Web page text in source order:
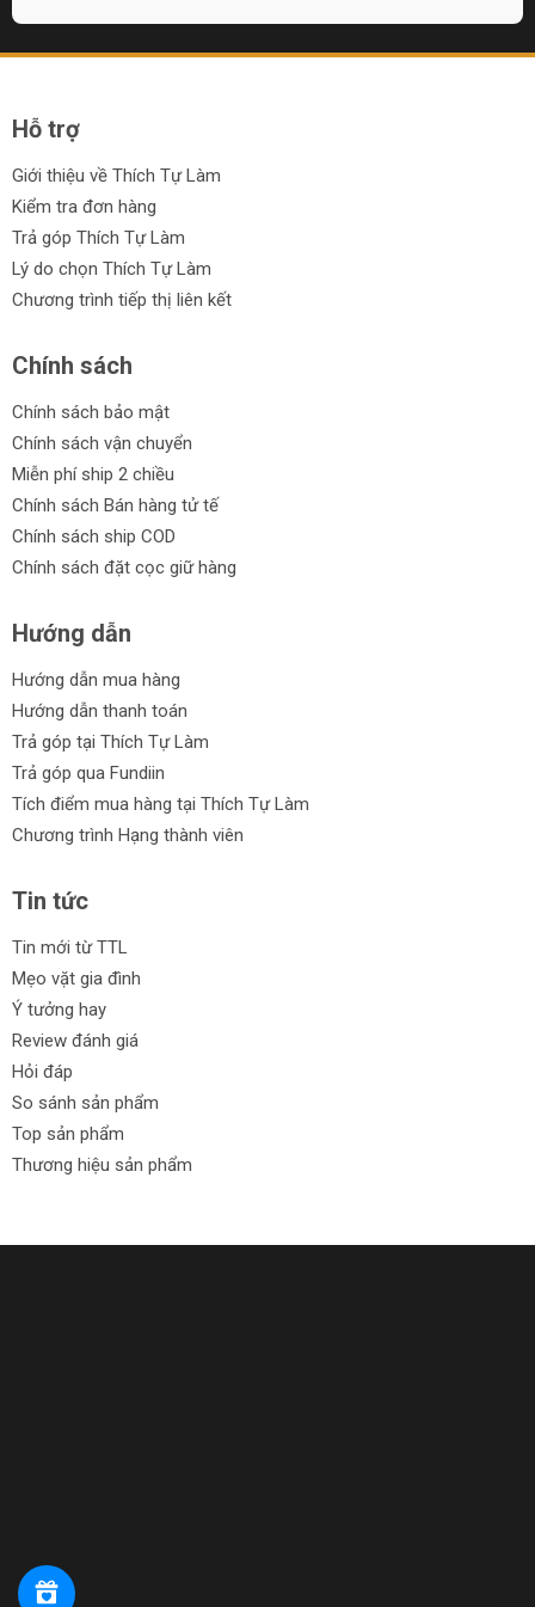
Hỗ trợ
Giới thiệu về Thích Tự Làm
Kiểm tra đơn hàng
Trả góp Thích Tự Làm
Lý do chọn Thích Tự Làm
Chương trình tiếp thị liên kết
Chính sách
Chính sách bảo mật
Chính sách vận chuyển
Miễn phí ship 2 chiều
Chính sách Bán hàng tử tế
Chính sách ship COD
Chính sách đặt cọc giữ hàng
Hướng dẫn
Hướng dẫn mua hàng
Hướng dẫn thanh toán
Trả góp tại Thích Tự Làm
Trả góp qua Fundiin
Tích điểm mua hàng tại Thích Tự Làm
Chương trình Hạng thành viên
Tin tức
Tin mới từ TTL
Mẹo vặt gia đình
Ý tưởng hay
Review đánh giá
Hỏi đáp
So sánh sản phẩm
Top sản phẩm
Thương hiệu sản phẩm